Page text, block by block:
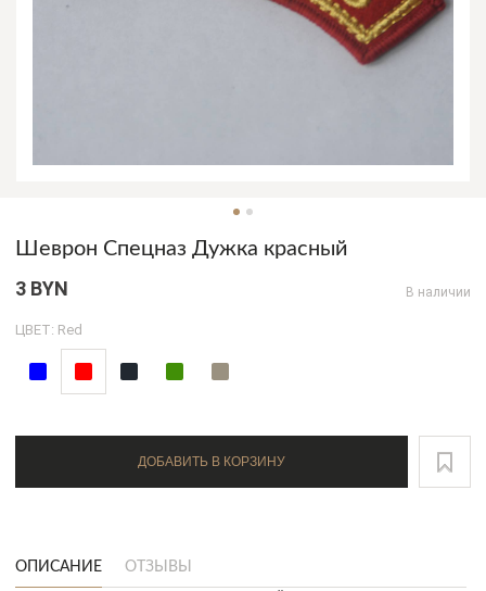
Шеврон Спецназ Дужка красный
3 BYN В наличии
ЦВЕТ: Red
ДОБАВИТЬ В КОРЗИНУ
ОПИСАНИЕ ОТЗЫВЫ